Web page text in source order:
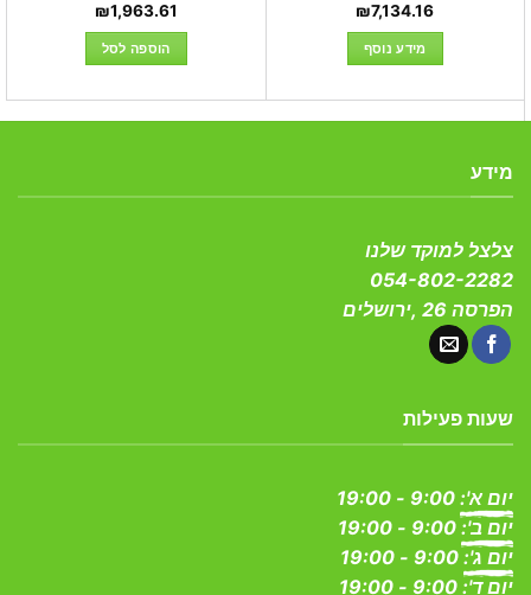
₪7,134.16
מידע נוסף
₪1,963.61
הוספה לסל
מידע
צלצל למוקד שלנו
054-802-2282
הפרסה 26 ,ירושלים
שעות פעילות
יום א':
יום ב':
יום ג':
יום ד':